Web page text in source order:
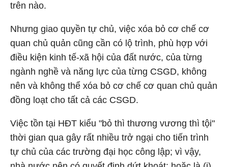
trên nào.
Nhưng giao quyền tự chủ, việc xóa bỏ cơ chế cơ
quan chủ quản cũng cần có lộ trình, phù hợp với
điều kiện kinh tế-xã hội của đất nước, của từng
ngành nghề và năng lực của từng CSGD, không
nên và không thể xóa bỏ cơ chế cơ quan chủ quản
đồng loạt cho tất cả các CSGD.
Việc tồn tại HĐT kiểu "bỏ thì thương vương thì tội"
thời gian qua gây rất nhiều trở ngại cho tiến trình
tự chủ của các trường đại học công lập; vì vậy,